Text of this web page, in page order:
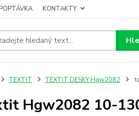
KONTAKTY
TEXTIT TEXTIT DESKY Hgw2082
Hgw2082 10-